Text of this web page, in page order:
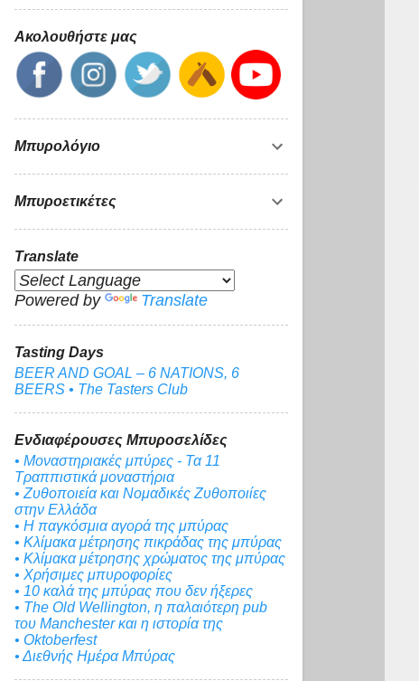
Ακολουθήστε μας
Μπυρολόγιο
Μπυροετικέτες
Translate
Powered by Translate
Tasting Days
BEER AND GOAL – 6 NATIONS, 6
BEERS • The Tasters Club
Ενδιαφέρουσες Μπυροσελίδες
• Μοναστηριακές μπύρες - Τα 11
Τραππιστικά μοναστήρια
• Ζυθοποιεία και Νομαδικές Ζυθοποιίες
στην Ελλάδα
• Η παγκόσμια αγορά της μπύρας
• Κλίμακα μέτρησης πικράδας της μπύρας
• Κλίμακα μέτρησης χρώματος της μπύρας
• Χρήσιμες μπυροφορίες
• 10 καλά της μπύρας που δεν ήξερες
• The Old Wellington, η παλαιότερη pub
του Manchester και η ιστορία της
• Oktoberfest
• Διεθνής Ημέρα Μπύρας